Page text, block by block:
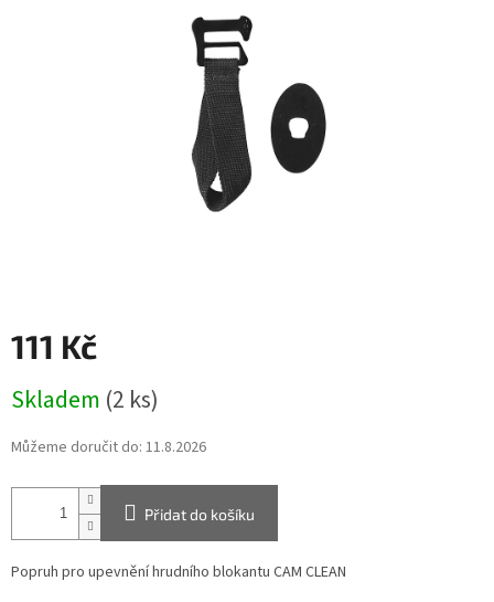
111 Kč
cena:
Skladem (2 ks)
Můžeme doručit do: 11.8.2026
Přidat do košíku
Popruh pro upevnění hrudního blokantu CAM CLEAN